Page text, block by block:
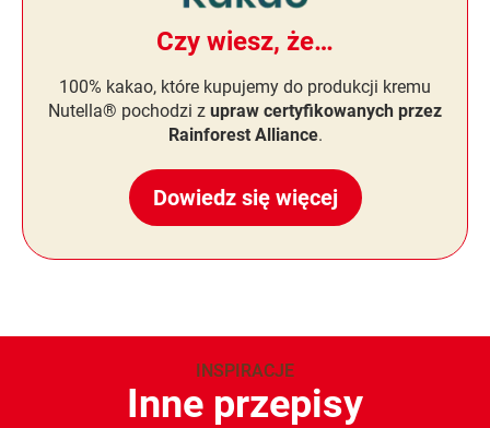
Czy wiesz, że…
100% kakao, które kupujemy do produkcji kremu
Nutella® pochodzi z upraw certyfikowanych przez
Rainforest Alliance.
Dowiedz się więcej
INSPIRACJE
Inne przepisy